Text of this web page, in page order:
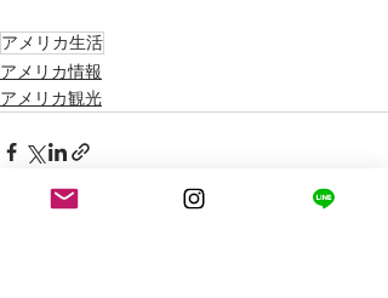
アメリカ生活
アメリカ情報
アメリカ観光